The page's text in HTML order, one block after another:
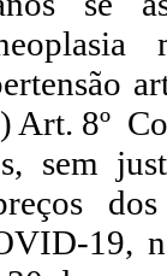
Art. 8º
sem